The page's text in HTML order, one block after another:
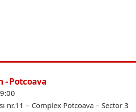
- Potcoava
nr.11 – Complex Potcoava – Sector 3